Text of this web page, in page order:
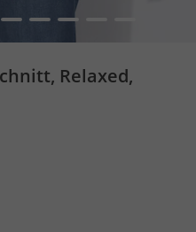
6 7 8
Relaxed,